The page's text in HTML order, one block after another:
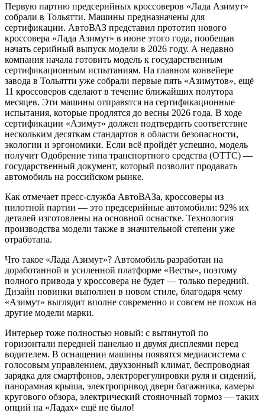
Первую партию предсерийных кроссоверов «Лада Азимут»
собрали в Тольятти. Машины предназначены для
сертификации. АвтоВАЗ представил прототип нового
кроссовера «Лада Азимут» в июне этого года, пообещав
начать серийный выпуск модели в 2026 году. А недавно
компания начала готовить модель к государственным
сертификационным испытаниям. На главном конвейере
завода в Тольятти уже собрали первые пять «Азимутов», ещё
11 кроссоверов сделают в течение ближайших полутора
месяцев. Эти машины отправятся на сертификационные
испытания, которые продлятся до весны 2026 года. В ходе
сертификации «Азимут» должен подтвердить соответствие
нескольким десяткам стандартов в области безопасности,
экологии и эргономики. Если всё пройдёт успешно, модель
получит Одобрение типа транспортного средства (ОТТС) —
государственный документ, который позволит продавать
автомобиль на российском рынке.
Как отмечает пресс-служба АвтоВАЗа, кроссоверы из
пилотной партии — это предсерийные автомобили: 92% их
деталей изготовлены на основной оснастке. Технология
производства модели также в значительной степени уже
отработана.
Что такое «Лада Азимут»? Автомобиль разработан на
доработанной и усиленной платформе «Весты», поэтому
полного привода у кроссовера не будет — только передний.
Дизайн новинки выполнен в новом стиле, благодаря чему
«Азимут» выглядит вполне современно и совсем не похож на
другие модели марки.
Интерьер тоже полностью новый: с вытянутой по
горизонтали передней панелью и двумя дисплеями перед
водителем. В оснащении машины появятся медиасистема с
голосовым управлением, двухзонный климат, беспроводная
зарядка для смартфонов, электрорегулировки руля и сидений,
панорамная крыша, электропривод двери багажника, камеры
кругового обзора, электрический стояночный тормоз — таких
опций на «Ладах» ещё не было!